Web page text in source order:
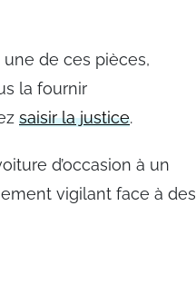
une de ces pièces,
la fournir
saisir la justice.
d’occasion à un
vigilant face à des